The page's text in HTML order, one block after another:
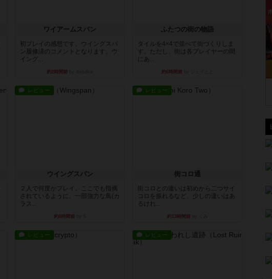
ワイアームスパン
初プレイの感想です。ウイングスパ
ン履修済のコメントとなります。ウ
イング...
約2時間前
ふたつの街の物語
タイルを4×4で並べて街づくりしま
す。ただし、街は各プレイヤーの間
にあ...
約6時間前
レビュー
ウイングスパン
２人で何度かプレイ。ここでも指摘
されているように、一部強力な鳥(カ
ラス...
約8時間前
レビュー
街コロ通
街コロとの違いは初めから二つサイ
コロを振れるなど、少しの違いはあ
るけれ...
約13時間前
レビュー レビュー